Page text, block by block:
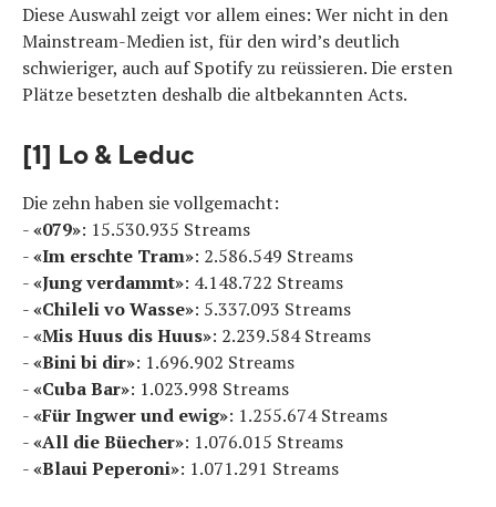
Diese Auswahl zeigt vor allem eines: Wer nicht in den
Mainstream-Medien ist, für den wird’s deutlich
schwieriger, auch auf Spotify zu reüssieren. Die ersten
Plätze besetzten deshalb die altbekannten Acts.
[1] Lo & Leduc
Die zehn haben sie vollgemacht:
-«079»: 15.530.935 Streams
-«Im erschte Tram»: 2.586.549 Streams
-«Jung verdammt»: 4.148.722 Streams
-«Chileli vo Wasse»: 5.337.093 Streams
-«Mis Huus dis Huus»: 2.239.584 Streams
-«Bini bi dir»: 1.696.902 Streams
-«Cuba Bar»: 1.023.998 Streams
-«Für Ingwer und ewig»: 1.255.674 Streams
-«All die Büecher»: 1.076.015 Streams
-«Blaui Peperoni»: 1.071.291 Streams